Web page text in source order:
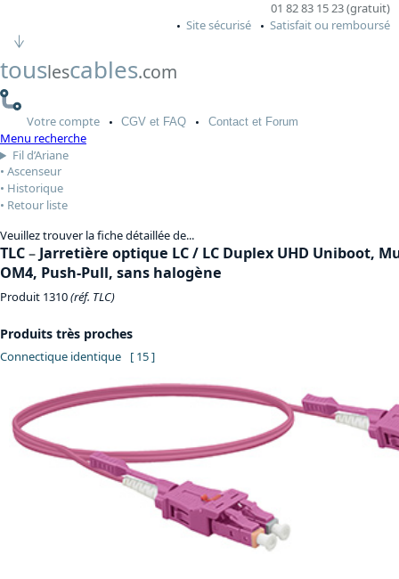
01 82 83 15 23 (gratuit)
Site sécurisé
Satisfait ou remboursé
touslescables.com
Votrecompte CGV et FAQ Contactet Forum
Menu recherche
Fil d’Ariane
Ascenseur
Historique
Retour liste
Veuillez trouver la fiche détaillée de...
TLC– Jarretière optique LC / LC Duplex UHD Uniboot,
OM4, Push-Pull, sans halogène
Produit 1310(réf. TLC)
Produits très proches
Connectique identique [ 15 ]